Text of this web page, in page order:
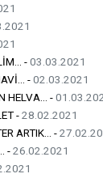
-03.03.2021
-02.03.2021
HELVA... -
-28.02.2021
ARTIK... -
-26.02.2021